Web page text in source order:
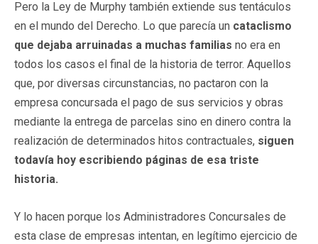
Pero la Ley de Murphy también extiende sus tentáculos
en el mundo del Derecho. Lo que parecía un cataclismo
que dejaba arruinadas a muchas familias no era en
todos los casos el final de la historia de terror. Aquellos
que, por diversas circunstancias, no pactaron con la
empresa concursada el pago de sus servicios y obras
mediante la entrega de parcelas sino en dinero contra la
realización de determinados hitos contractuales, siguen
todavía hoy escribiendo páginas de esa triste
historia.
Y lo hacen porque los Administradores Concursales de
esta clase de empresas intentan, en legítimo ejercicio de